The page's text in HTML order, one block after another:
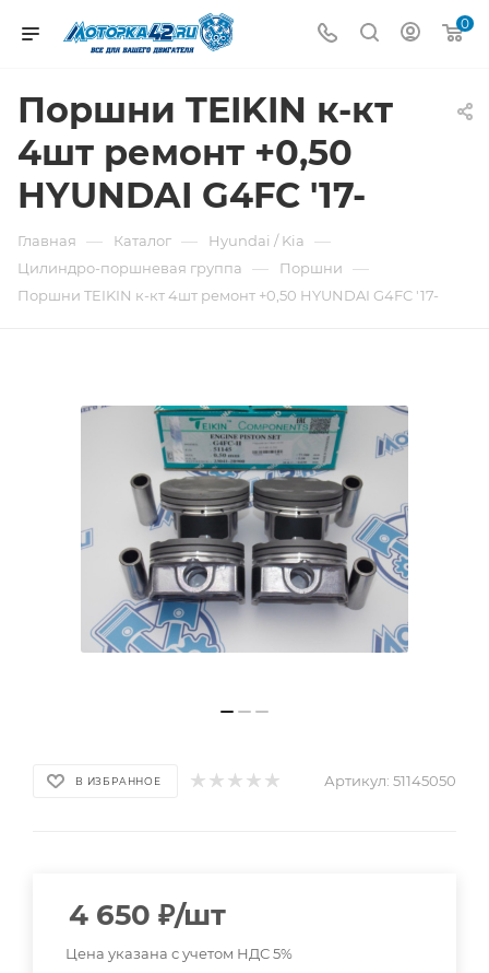
0
Поршни TEIKIN к-кт
4шт ремонт +0,50
HYUNDAI G4FC '17-
Главная — Каталог — Hyundai / Kia —
Цилиндро-поршневая группа — Поршни —
Поршни TEIKIN к-кт 4шт ремонт +0,50 HYUNDAI G4FC '17-
В ИЗБРАННОЕ Артикул: 51145050
4 650 ₽/шт
Цена указана с учетом НДС 5%